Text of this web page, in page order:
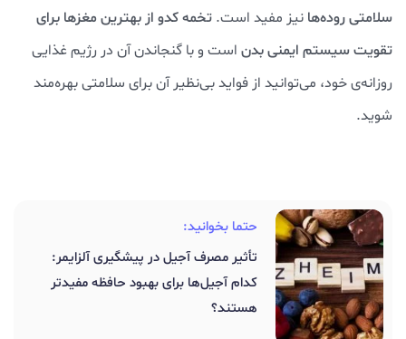
سلامتی روده‌ها نیز مفید است. تخمه کدو از بهترین مغزها برای
تقویت سیستم ایمنی بدن است و با گنجاندن آن در رژیم غذایی
روزانه‌ی خود، می‌توانید از فواید بی‌نظیر آن برای سلامتی بهره‌مند
شوید.
حتما بخوانید:
تأثیر مصرف آجیل در پیشگیری آلزایمر:
کدام آجیل‌ها برای بهبود حافظه مفیدتر
هستند؟